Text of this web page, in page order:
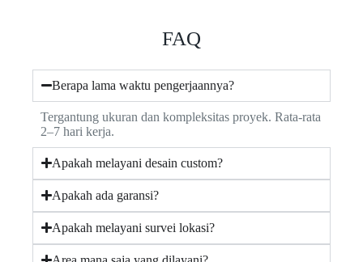
FAQ
Berapa lama waktu pengerjaannya?
Tergantung ukuran dan kompleksitas proyek. Rata-rata
2–7 hari kerja.
Apakah melayani desain custom?
Apakah ada garansi?
Apakah melayani survei lokasi?